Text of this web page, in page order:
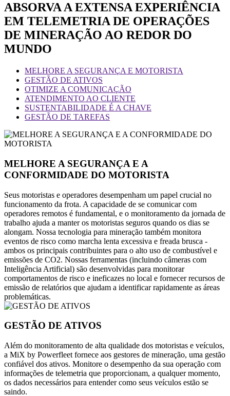
ABSORVA A EXTENSA EXPERIÊNCIA
EM TELEMETRIA DE OPERAÇÕES
DE MINERAÇÃO AO REDOR DO
MUNDO
MELHORE A SEGURANÇA E MOTORISTA
GESTÃO DE ATIVOS
OTIMIZE A COMUNICAÇÃO
ATENDIMENTO AO CLIENTE
SUSTENTABILIDADE É A CHAVE
GESTÃO DE TAREFAS
MELHORE A SEGURANÇA E A
CONFORMIDADE DO MOTORISTA
Seus motoristas e operadores desempenham um papel crucial no
funcionamento da frota. A capacidade de se comunicar com
operadores remotos é fundamental, e o monitoramento da jornada de
trabalho ajuda a manter os motoristas seguros quando os dias se
alongam. Nossa tecnologia para mineração também monitora
eventos de risco como marcha lenta excessiva e freada brusca -
ambos os principais contribuintes para o alto uso de combustível e
emissões de CO2. Nossas ferramentas (incluindo câmeras com
Inteligência Artificial) são desenvolvidas para monitorar
comportamentos de risco e ineficazes no local e fornecer recursos de
emissão de relatórios que ajudam a identificar rapidamente as áreas
problemáticas.
GESTÃO DE ATIVOS
Além do monitoramento de alta qualidade dos motoristas e veículos,
a MiX by Powerfleet fornece aos gestores de mineração, uma gestão
confiável dos ativos. Monitore o desempenho da sua operação com
informações de telemetria que proporcionam, a qualquer momento,
os dados necessários para entender como seus veículos estão se
saindo.